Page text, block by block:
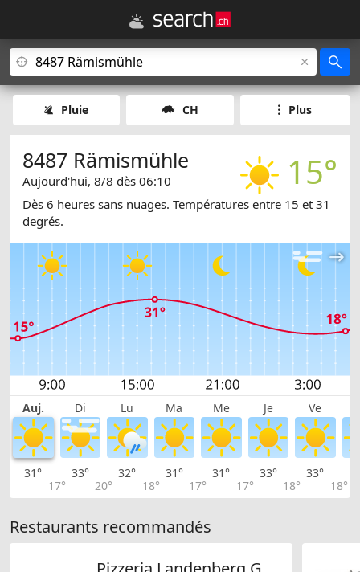
Pluie CH Plus
15°
8487 Rämismühle
Aujourd'hui, 8/8 dès 06:10
Dès 6 heures sans nuages. Températures entre 15 et 31
degrés.
Auj. Di Lu Ma Me Je Ve
31°
17°
33°
20°
32°
18°
31°
17°
31°
17°
33°
18°
33°
18°
Restaurants recommandés